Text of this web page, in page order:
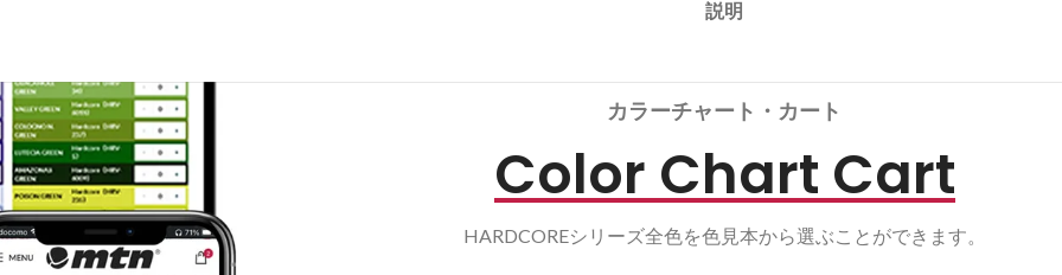
説明
カラーチャート・カート
Color Chart Cart
HARDCOREシリーズ全色を色見本から選ぶことができます。